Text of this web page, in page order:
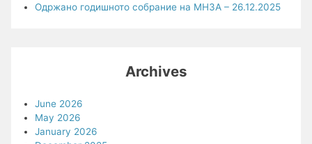
Одржано годишното собрание на МНЗА – 26.12.2025
Archives
June 2026
May 2026
January 2026